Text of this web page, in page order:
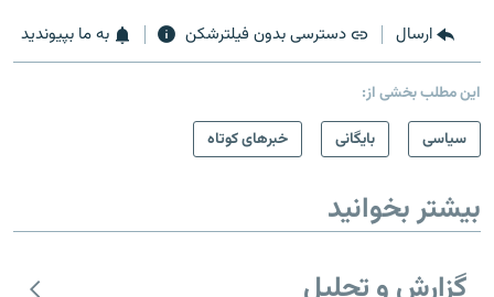
ارسال دسترسی بدون فیلترشکن به ما بپیوندید
این مطلب بخشی از:
سیاسی
بایگانی خبرهای کوتاه
بیشتر بخوانید